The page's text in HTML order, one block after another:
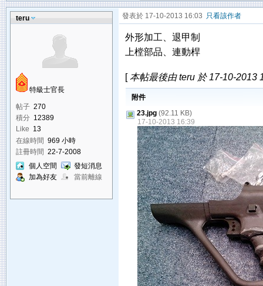
teru
特級士官長
帖子 270
積分 12389
Like 13
在線時間 969 小時
註冊時間 22-7-2008
個人空間
發短消息
加為好友
當前離線
發表於 17-10-2013 16:03 只看該作者
外形加工、退甲制
上樘部品、連動桿
[本帖最後由 teru 於 17-10-2013
附件
23.jpg (92.11 KB)
17-10-2013 16:39